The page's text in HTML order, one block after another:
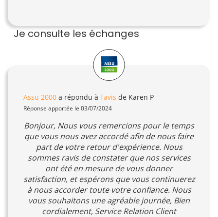
Je consulte les échanges
Assu 2000 a répondu à l'avis de Karen P
Réponse apportée le 03/07/2024
Bonjour, Nous vous remercions pour le temps
que vous nous avez accordé afin de nous faire
part de votre retour d'expérience. Nous
sommes ravis de constater que nos services
ont été en mesure de vous donner
satisfaction, et espérons que vous continuerez
à nous accorder toute votre confiance. Nous
vous souhaitons une agréable journée, Bien
cordialement, Service Relation Client